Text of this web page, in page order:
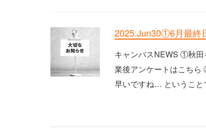
2025.Jun30①6月最終
キャンパスNEWS ①秋
業後アンケートはこちら
早いですね… というこ